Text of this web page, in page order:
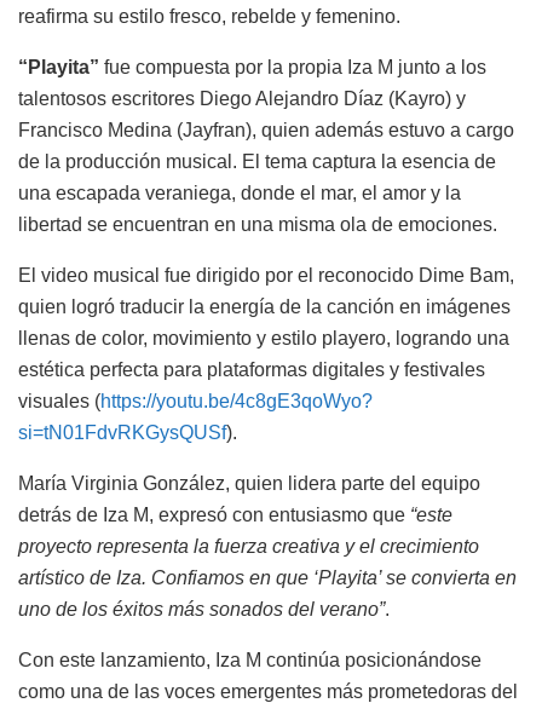
reafirma su estilo fresco, rebelde y femenino.
“Playita” fue compuesta por la propia Iza M junto a los
talentosos escritores Diego Alejandro Díaz (Kayro) y
Francisco Medina (Jayfran), quien además estuvo a cargo
de la producción musical. El tema captura la esencia de
una escapada veraniega, donde el mar, el amor y la
libertad se encuentran en una misma ola de emociones.
El video musical fue dirigido por el reconocido Dime Bam,
quien logró traducir la energía de la canción en imágenes
llenas de color, movimiento y estilo playero, logrando una
estética perfecta para plataformas digitales y festivales
visuales (https://youtu.be/4c8gE3qoWyo?
si=tN01FdvRKGysQUSf).
María Virginia González, quien lidera parte del equipo
detrás de Iza M, expresó con entusiasmo que “este
proyecto representa la fuerza creativa y el crecimiento
artístico de Iza. Confiamos en que ‘Playita’ se convierta en
uno de los éxitos más sonados del verano”.
Con este lanzamiento, Iza M continúa posicionándose
como una de las voces emergentes más prometedoras del